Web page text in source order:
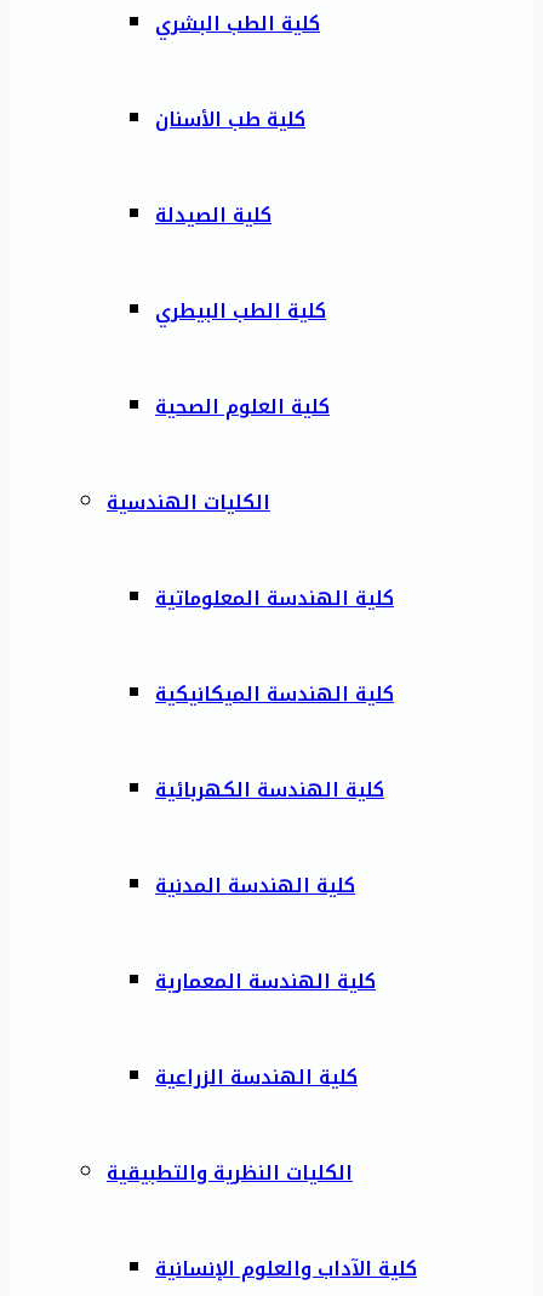
كلية الطب البشري
كلية طب الأسنان
كلية الصيدلة
كلية الطب البيطري
كلية العلوم الصحية
الكليات الهندسية
كلية الهندسة المعلوماتية
كلية الهندسة الميكانيكية
كلية الهندسة الكهربائية
كلية الهندسة المدنية
كلية الهندسة المعمارية
كلية الهندسة الزراعية
الكليات النظرية والتطبيقية
كلية الآداب والعلوم الإنسانية